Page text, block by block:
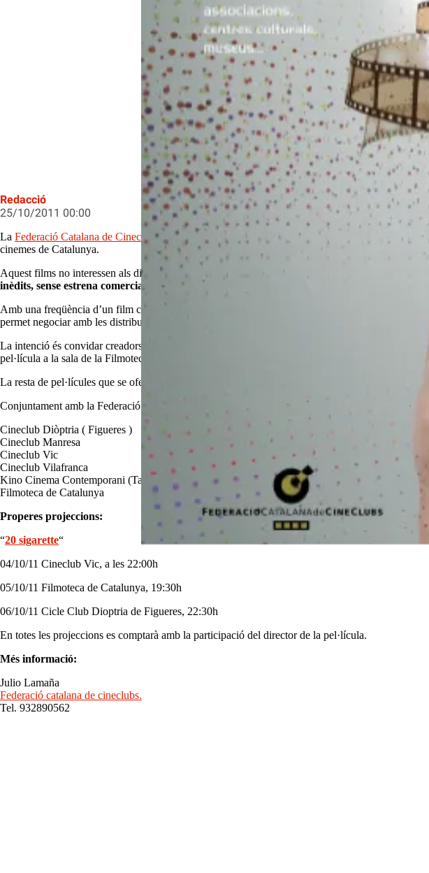
La Federació Catalana de Cineclubs presenta films de
Redacció
25/10/2011 00:00
La Federació Catalana de Cineclubs presenta en exclusiva una sèrie de pel·lícules no
cinemes de Catalunya.
Aquest films no interessen als distribuïdors comercials i no tenen l’oportunitat d’arribar al
inèdits, sense estrena comercial a l’estat espanyol
Amb una freqüència d’un film cada trimestre, aquests cineclubs es comprometen a projectar
permet negociar amb les distribuïdores internacionals o productors un preu interessant per
La intenció és convidar creadors relacionats amb el film quan sigui possible. Començarà
pel·lícula a la sala de la Filmoteca de Catalunya.
La resta de pel·lícules que se ofereixen són “La vida útil”, “The Temptation of Sant Tony” i
Conjuntament amb la Federació catalana de cineclubs, participen en aquest projecte:
Cineclub Diòptria ( Figueres )
Cineclub Manresa
Cineclub Vic
Cineclub Vilafranca
Kino Cinema Contemporani (Tarragona)
Filmoteca de Catalunya
Properes projeccions:
“20 sigarette“
04/10/11 Cineclub Vic, a les 22:00h
05/10/11 Filmoteca de Catalunya, 19:30h
06/10/11 Cicle Club Dioptria de Figueres, 22:30h
En totes les projeccions es comptarà amb la participació del director de la pel·lícula.
Més informació:
Julio Lamaña
Federació catalana de cineclubs.
Tel. 932890562